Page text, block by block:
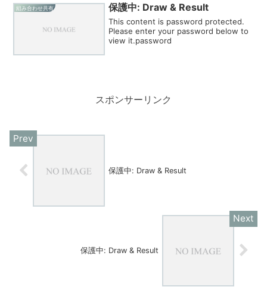
組み合わせ共有 保護中: Draw & Result
This content is password protected.
Please enter your password below to
view it.password
スポンサーリンク
保護中: Draw & Result
保護中: Draw & Result